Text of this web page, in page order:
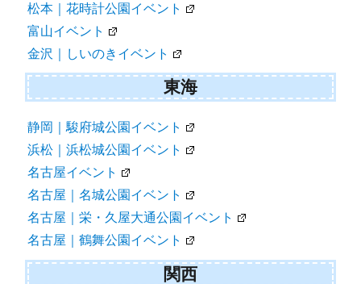
松本｜花時計公園イベント
富山イベント
金沢｜しいのきイベント
東海
静岡｜駿府城公園イベント
浜松｜浜松城公園イベント
名古屋イベント
名古屋｜名城公園イベント
名古屋｜栄・久屋大通公園イベント
名古屋｜鶴舞公園イベント
関西